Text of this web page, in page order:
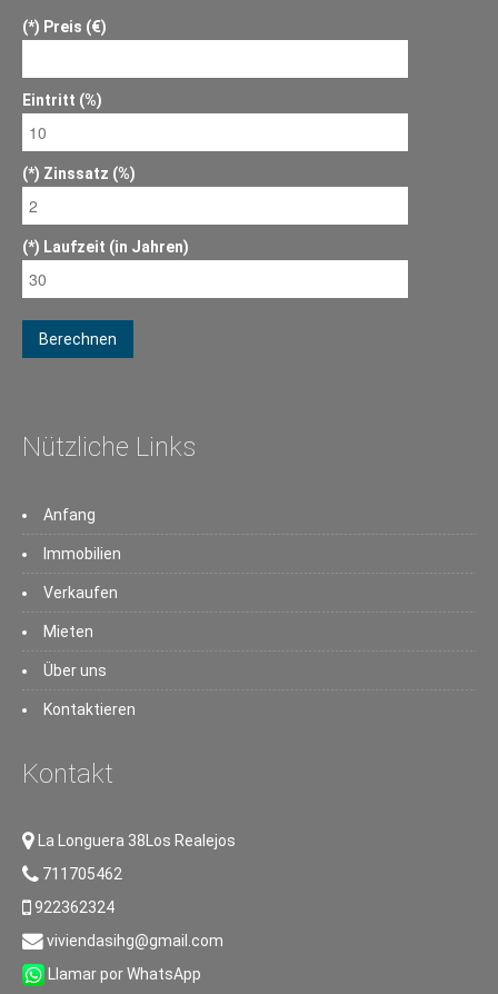
Preis (€)
Eintritt (%)
Zinssatz (%)
Laufzeit (in Jahren)
Berechnen
Nützliche Links
Anfang
Immobilien
Verkaufen
Mieten
Über uns
Kontaktieren
Kontakt
La Longuera 38Los Realejos
711705462
922362324
viviendasihg@gmail.com
Llamar por WhatsApp